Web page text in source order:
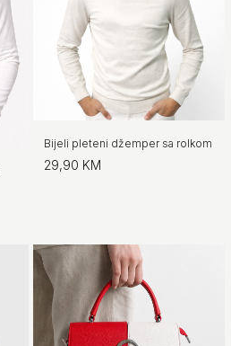
Bijeli pleteni džemper sa rolkom
29,90 KM